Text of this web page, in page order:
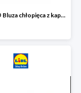
LUPILU® Bluza chłopięca z kapturem